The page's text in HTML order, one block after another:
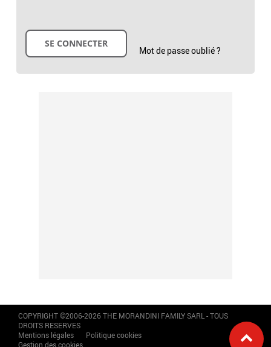
Mot de passe oublié ?
COPYRIGHT ©2006-2026 THE MORANDINI FAMILY SARL - TOUS
DROITS RESERVES
Mentions légales
Politique cookies
Gestion des cookies